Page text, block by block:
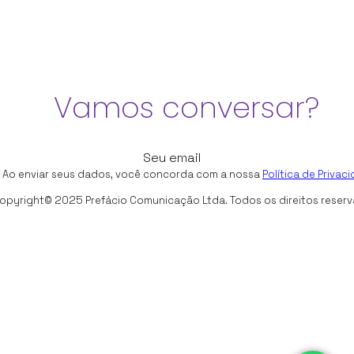
Vamos conversar?
enviar seus dados, você concorda com a nossa Política de
2025 Prefácio Comunicação Ltda. Todos os direitos